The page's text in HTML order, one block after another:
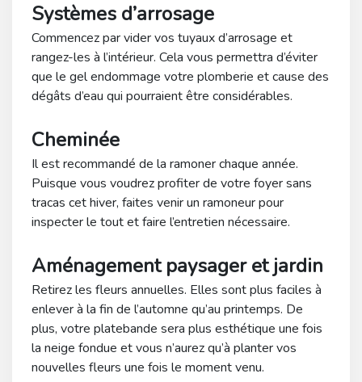
Systèmes d’arrosage
Commencez par vider vos tuyaux d’arrosage et
rangez-les à l’intérieur. Cela vous permettra d’éviter
que le gel endommage votre plomberie et cause des
dégâts d’eau qui pourraient être considérables.
Cheminée
Il est recommandé de la ramoner chaque année.
Puisque vous voudrez profiter de votre foyer sans
tracas cet hiver, faites venir un ramoneur pour
inspecter le tout et faire l’entretien nécessaire.
Aménagement paysager et jardin
Retirez les fleurs annuelles. Elles sont plus faciles à
enlever à la fin de l’automne qu’au printemps. De
plus, votre platebande sera plus esthétique une fois
la neige fondue et vous n’aurez qu’à planter vos
nouvelles fleurs une fois le moment venu.